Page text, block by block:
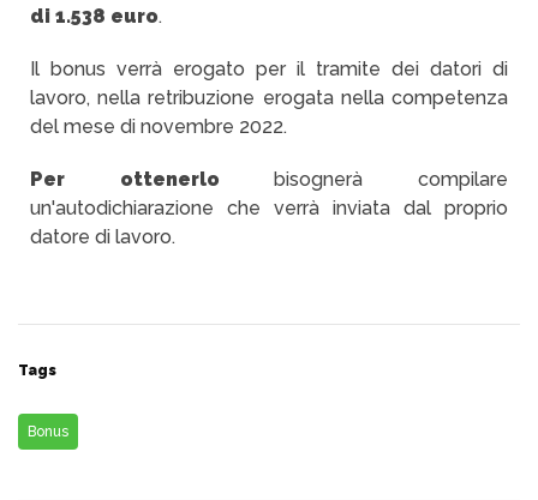
di 1.538 euro.
Il bonus verrà erogato per il tramite dei datori di
lavoro, nella retribuzione erogata nella competenza
del mese di novembre 2022.
Per ottenerlo bisognerà compilare
un'autodichiarazione che verrà inviata dal proprio
datore di lavoro.
Tags
Bonus